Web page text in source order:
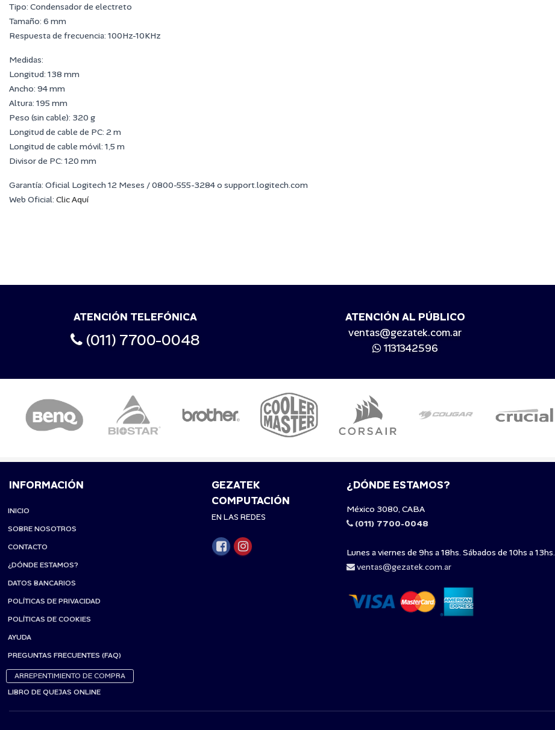
Tipo: Condensador de electreto
Tamaño: 6 mm
Respuesta de frecuencia: 100Hz-10KHz
Medidas:
Longitud: 138 mm
Ancho: 94 mm
Altura: 195 mm
Peso (sin cable): 320 g
Longitud de cable de PC: 2 m
Longitud de cable móvil: 1,5 m
Divisor de PC: 120 mm
Garantía: Oficial Logitech 12 Meses / 0800-555-3284 o support.logitech.com
Web Oficial: Clic Aquí
ATENCIÓN TELEFÓNICA
(011) 7700-0048
ATENCIÓN AL PÚBLICO
ventas@gezatek.com.ar
1131342596
INFORMACIÓN
INICIO
SOBRE NOSOTROS
CONTACTO
¿DÓNDE ESTAMOS?
DATOS BANCARIOS
POLÍTICAS DE PRIVACIDAD
POLÍTICAS DE COOKIES
AYUDA
PREGUNTAS FRECUENTES (FAQ)
ARREPENTIMIENTO DE COMPRA
LIBRO DE QUEJAS ONLINE
GEZATEK
COMPUTACIÓN
EN LAS REDES
¿DÓNDE ESTAMOS?
México 3080, CABA
(011) 7700-0048
Lunes a viernes de 9hs a 18hs. Sábados de 10hs a 13hs.
ventas@gezatek.com.ar